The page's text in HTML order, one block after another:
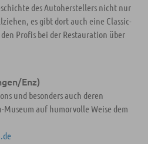
des Autoherstellers nicht nur
es gibt dort auch eine Classic-
Profis bei der Restauration über
Enz)
und besonders auch deren
auf humorvolle Weise dem